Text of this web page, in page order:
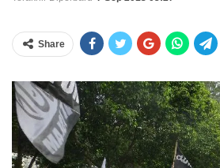
Share